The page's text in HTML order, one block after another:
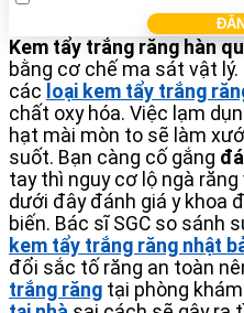
Kem tẩy trắng răng hàn
bằng cơ chế ma sát vật
các loại kem tẩy trắng
chất oxy hóa. Việc lạm
hạt mài mòn to sẽ làm
suốt. Bạn càng cố gắng
tay thì nguy cơ lộ ngà
dưới đây đánh giá y khoa
biến. Bác sĩ SGC so sánh
kem tẩy trắng răng nhật
đổi sắc tố răng an toàn
trắng răng tại phòng